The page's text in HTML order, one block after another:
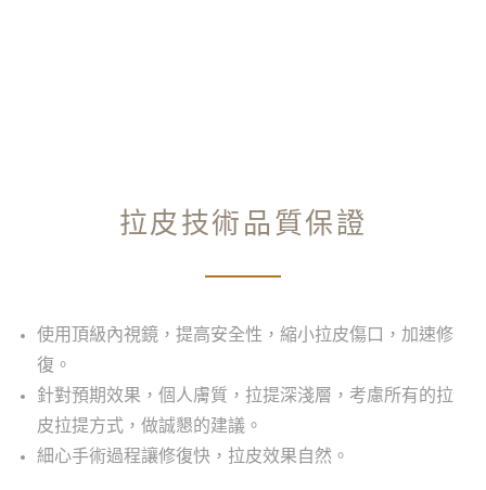
拉皮技術品質保證
使用頂級內視鏡，提高安全性，縮小拉皮傷口，加速修
復。
針對預期效果，個人膚質，拉提深淺層，考慮所有的拉
皮拉提方式，做誠懇的建議。
細心手術過程讓修復快，拉皮效果自然。